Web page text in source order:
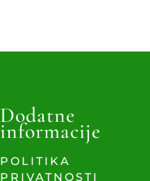
Dodatne
informacije
POLITIKA
PRIVATNOSTI